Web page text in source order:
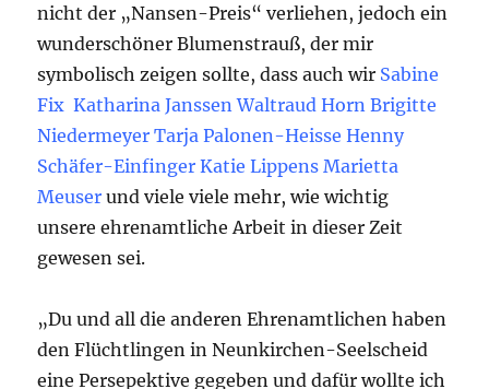
nicht der „Nansen-Preis“ verliehen, jedoch ein
wunderschöner Blumenstrauß, der mir
symbolisch zeigen sollte, dass auch wir Sabine
Fix Katharina Janssen Waltraud Horn Brigitte
Niedermeyer Tarja Palonen-Heisse Henny
Schäfer-Einfinger Katie Lippens Marietta
Meuser und viele viele mehr, wie wichtig
unsere ehrenamtliche Arbeit in dieser Zeit
gewesen sei.
„Du und all die anderen Ehrenamtlichen haben
den Flüchtlingen in Neunkirchen-Seelscheid
eine Persepektive gegeben und dafür wollte ich